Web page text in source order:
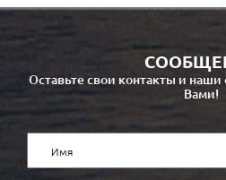
Оставьте свои контакты и
Вами!